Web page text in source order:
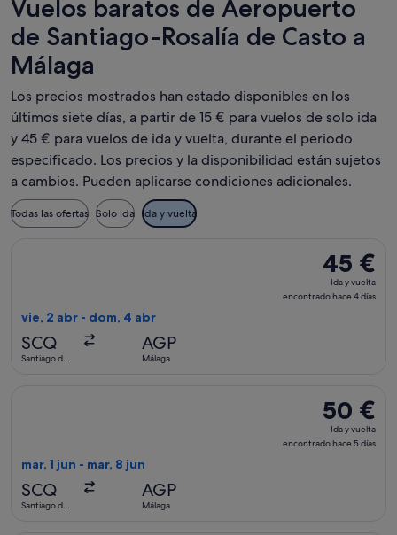
Vuelos baratos de Aeropuerto
de Santiago-Rosalía de Casto a
Málaga
Los precios mostrados han estado disponibles en los
últimos siete días, a partir de 15 € para vuelos de solo ida
y 45 € para vuelos de ida y vuelta, durante el periodo
especificado. Los precios y la disponibilidad están sujetos
a cambios. Pueden aplicarse condiciones adicionales.
Todas las ofertas Solo ida Ida y vuelta
45 €
Ida
y
45 €
Ida y vuelta
encontrado hace 4 días
vie, 2 abr - dom, 4 abr
SCQ
Santiago de
AGP
Málaga
50 €
Ida
y
50 €
Ida y vuelta
encontrado hace 5 días
mar, 1 jun - mar, 8 jun
SCQ
Santiago de
AGP
Málaga